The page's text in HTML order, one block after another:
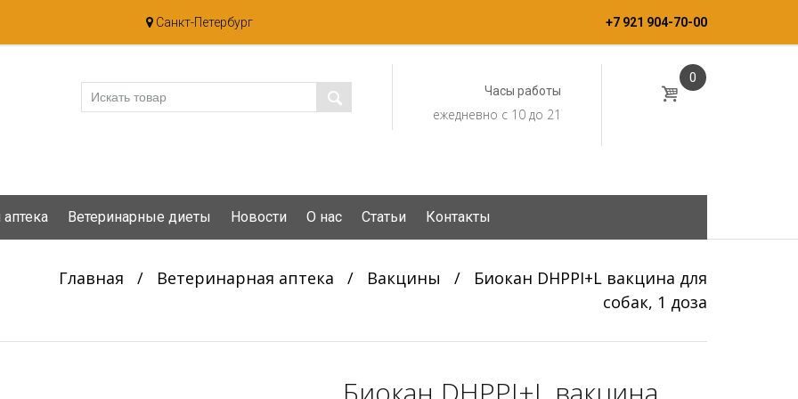
Санкт-Петербург +7 921 904-70-00
Часы работы
ежедневно с 10 до 21
0
Ветеринарные диеты Новости О нас Статьи Контакты
Главная / Ветеринарная аптека / Вакцины /
Биокан DHPPI+L вакцина для
собак, 1 доза